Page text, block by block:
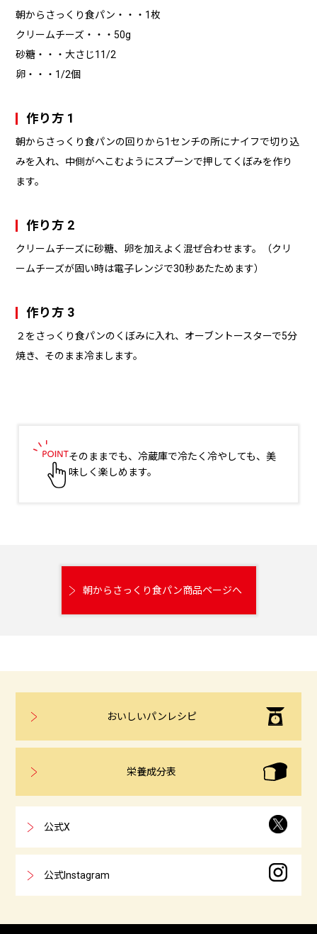
朝からさっくり食パン・・・1枚
クリームチーズ・・・50g
砂糖・・・大さじ11/2
卵・・・1/2個
作り方 1
朝からさっくり食パンの回りから1センチの所にナイフで切り込
みを入れ、中側がへこむようにスプーンで押してくぼみを作り
ます。
作り方 2
クリームチーズに砂糖、卵を加えよく混ぜ合わせます。（クリ
ームチーズが固い時は電子レンジで30秒あたためます）
作り方 3
２をさっくり食パンのくぼみに入れ、オーブントースターで5分
焼き、そのまま冷まします。
そのままでも、冷蔵庫で冷たく冷やしても、美
味しく楽しめます。
朝からさっくり食パン商品ページへ
おいしいパンレシピ
栄養成分表
公式X
公式Instagram